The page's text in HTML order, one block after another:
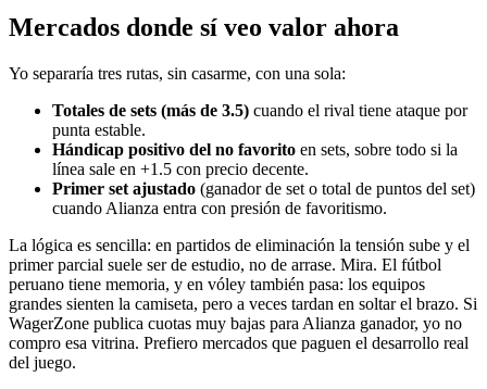
Mercados donde sí veo valor ahora
Yo separaría tres rutas, sin casarme, con una sola:
Totales de sets (más de 3.5) cuando el rival tiene ataque por
punta estable.
Hándicap positivo del no favorito en sets, sobre todo si la
línea sale en +1.5 con precio decente.
Primer set ajustado (ganador de set o total de puntos del set)
cuando Alianza entra con presión de favoritismo.
La lógica es sencilla: en partidos de eliminación la tensión sube y el
primer parcial suele ser de estudio, no de arrase. Mira. El fútbol
peruano tiene memoria, y en vóley también pasa: los equipos
grandes sienten la camiseta, pero a veces tardan en soltar el brazo. Si
WagerZone publica cuotas muy bajas para Alianza ganador, yo no
compro esa vitrina. Prefiero mercados que paguen el desarrollo real
del juego.